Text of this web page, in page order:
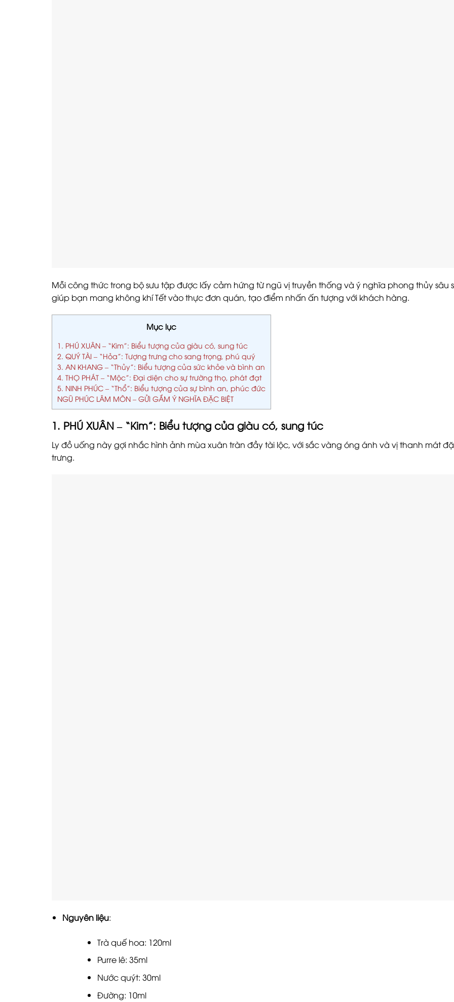
Mỗi công thức trong bộ sưu tập được lấy cảm hứng từ ngũ vị truyền thống và ý nghĩa phong thủy sâu
giúp bạn mang không khí Tết vào thực đơn quán, tạo điểm nhấn ấn tượng với khách hàng.
Mục lục
1. PHÚ XUÂN – “Kim”: Biểu tượng của giàu có, sung túc
2. QUÝ TÀI – “Hỏa”: Tượng trưng cho sang trọng, phú quý
3. AN KHANG – “Thủy”: Biểu tượng của sức khỏe và bình an
4. THỌ PHÁT – “Mộc”: Đại diện cho sự trường thọ, phát đạt
5. NINH PHÚC – “Thổ”: Biểu tượng của sự bình an, phúc đức
NGŨ PHÚC LÂM MÔN – GỬI GẮM Ý NGHĨA ĐẶC BIỆT
1. PHÚ XUÂN – “Kim”: Biểu tượng của giàu có, sung túc
Ly đồ uống này gợi nhắc hình ảnh mùa xuân tràn đầy tài lộc, với sắc vàng óng ánh và vị thanh mát
trưng.
Nguyên liệu:
Trà quế hoa: 120ml
Purre lê: 35ml
Nước quýt: 30ml
Đường: 10ml